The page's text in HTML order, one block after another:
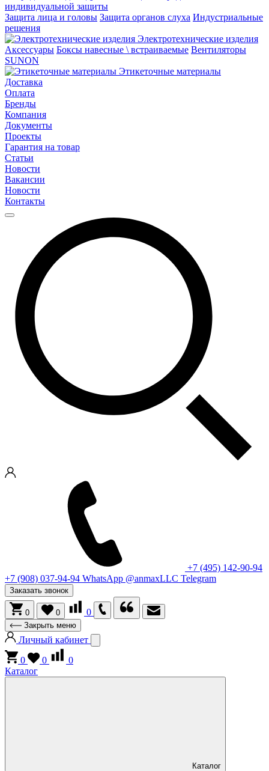
индивидуальной защиты
Защита лица и головы Защита органов слуха Индустриальные
решения
Электротехнические изделия
Аксессуары Боксы навесные \ встраиваемые Вентиляторы
SUNON
Этикеточные материалы
Доставка
Оплата
Бренды
Компания
Документы
Проекты
Гарантия на товар
Статьи
Новости
Вакансии
Новости
Контакты
+7 (495) 142-90-94
+7 (908) 037-94-94 WhatsApp @anmaxLLC Telegram
Заказать звонок
0 0 0
Закрыть меню
Личный кабинет
0
0
0
Каталог
Каталог